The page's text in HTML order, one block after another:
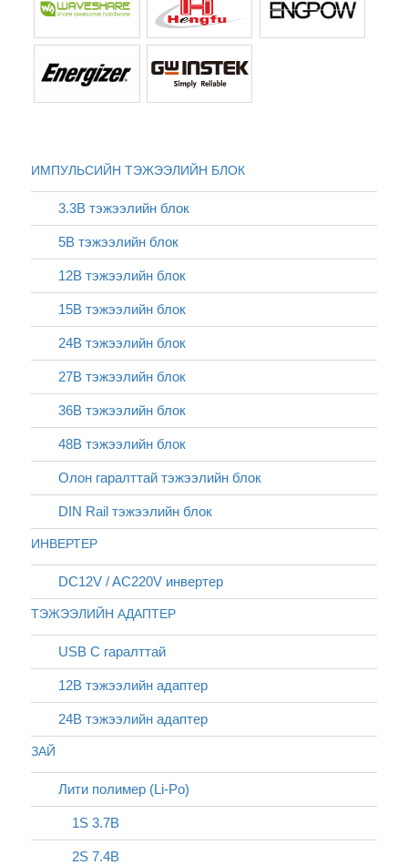
ИМПУЛЬСИЙН ТЭЖЭЭЛИЙН БЛОК
3.3В тэжээлийн блок
5В тэжээлийн блок
12В тэжээлийн блок
15В тэжээлийн блок
24В тэжээлийн блок
27В тэжээлийн блок
36В тэжээлийн блок
48В тэжээлийн блок
Олон гаралттай тэжээлийн блок
DIN Rail тэжээлийн блок
ИНВЕРТЕР
DC12V / AC220V инвертер
ТЭЖЭЭЛИЙН АДАПТЕР
USB C гаралттай
12В тэжээлийн адаптер
24В тэжээлийн адаптер
ЗАЙ
Лити полимер (Li-Po)
1S 3.7В
2S 7.4В